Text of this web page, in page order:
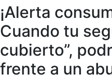
¡Alerta
Cuando tu
cubierto”,
frente a un